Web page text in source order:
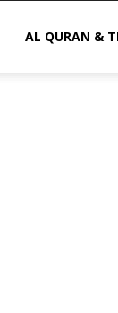
AL QURAN &